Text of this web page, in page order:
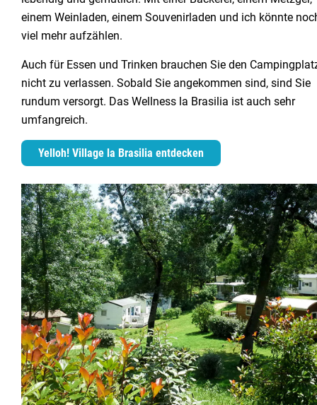
einem Weinladen, einem Souvenirladen und ich könnte
viel mehr aufzählen.
Auch für Essen und Trinken brauchen Sie den
nicht zu verlassen. Sobald Sie angekommen sind, sind Sie
rundum versorgt. Das Wellness la Brasilia ist auch sehr
umfangreich.
Yelloh! Village la Brasilia entdecken